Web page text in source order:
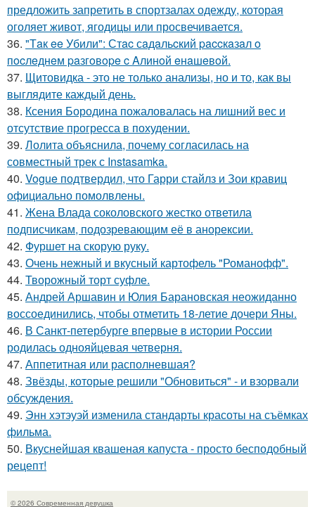
предложить запретить в спортзалах одежду, которая
оголяет живот, ягодицы или просвечивается.
36. "Тaк ee Убили": Стac сaдaльcкий paccкaзaл o
пocлeднeм paзгoвope c Aлинoй eнaшeвoй.
37. Щитовидка - это не только анализы, но и то, как вы
выглядите каждый день.
38. Ксения Бородина пожаловалась на лишний вес и
отсутствие прогресса в похудении.
39. Лолита объяснила, почему согласилась на
совместный трек с Instasamka.
40. Vogue подтвердил, что Гарри стайлз и Зои кравиц
официально помолвлены.
41. Жена Влада соколовского жестко ответила
подписчикам, подозревающим её в анорексии.
42. Фуршет на скорую руку.
43. Очень нежный и вкусный картофель "Романофф".
44. Творожный торт суфле.
45. Андрей Аршавин и Юлия Барановская неожиданно
воссоединились, чтобы отметить 18-летие дочери Яны.
46. В Санкт-петербурге впервые в истории России
родилась однояйцевая четверня.
47. Аппетитная или располневшая?
48. Звёзды, которые решили "Обновиться" - и взорвали
обсуждения.
49. Энн хэтэуэй изменила стандарты красоты на съёмках
фильма.
50. Вкуснейшая квашеная капуста - просто бесподобный
рецепт!
© 2026 Современная девушка